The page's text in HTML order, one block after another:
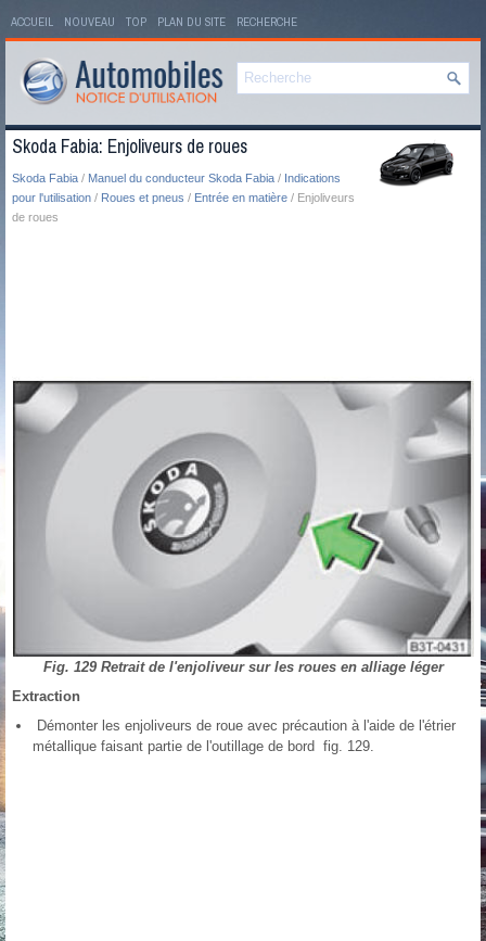
ACCUEIL NOUVEAU TOP PLAN DU SITE RECHERCHE
Skoda Fabia: Enjoliveurs de roues
Skoda Fabia / Manuel du conducteur Skoda Fabia / Indications
pour l'utilisation / Roues et pneus / Entrée en matière / Enjoliveurs
de roues
Fig. 129 Retrait de l'enjoliveur sur les roues en alliage léger
Extraction
Démonter les enjoliveurs de roue avec précaution à l'aide de l'étrier
métallique faisant partie de l'outillage de bord fig. 129.